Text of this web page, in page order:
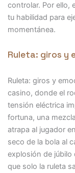
controlar. Por ello,
tu habilidad para
momentánea.
Ruleta: giros y
Ruleta: giros y
casino, donde el
tensión eléctrica
fortuna, una
atrapa al jugador
seco de la bola al
explosión de júbilo
que solo la ruleta